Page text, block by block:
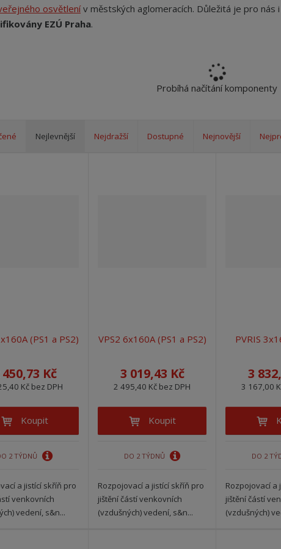
osvětlenív městských aglomeracích. Důležitá je pro
EZÚ Praha.
Probíhá načítání komponenty
Nejlevnější Nejdražší Dostupné Nejnovější
(PS1 a PS2)
450,73 Kč
Kč bez DPH
Koupit
2 TÝDNŮ
a jistící skříň pro
venkovních
vedení, s&n...
VPS2 6x160A (PS1 a PS2)
3 019,43 Kč
2 495,40 Kč bez DPH
Koupit
DO 2 TÝDNŮ
Rozpojovací a jistící skříň pro
jištění částí venkovních
(vzdušných) vedení, s&n...
PVRIS
3
3 167,00
DO 2
Rozpojovací a
jištění částí
(vzdušných)